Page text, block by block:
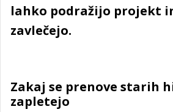
lahko podražijo projekt
zavlečejo.
Zakaj se prenove starih
zapletejo